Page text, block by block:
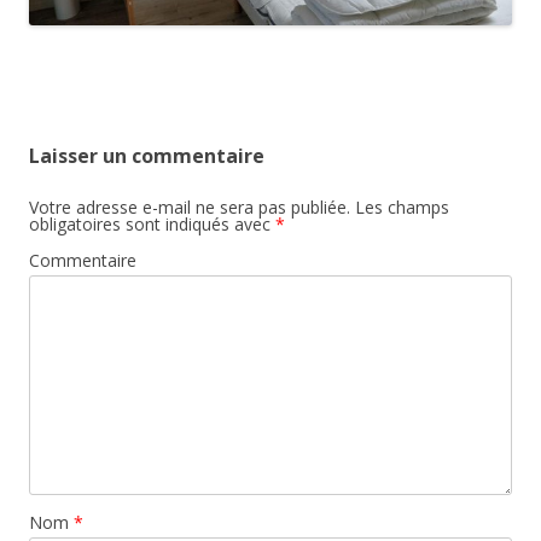
Laisser un commentaire
Votre adresse e-mail ne sera pas publiée. Les champs
obligatoires sont indiqués avec *
Commentaire
Nom *